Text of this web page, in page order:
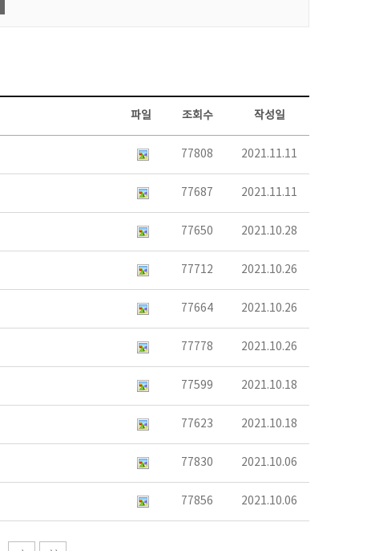
파일 조회수 작성일
77808 2021.11.11
77687 2021.11.11
77650 2021.10.28
77712 2021.10.26
77664 2021.10.26
77778 2021.10.26
77599 2021.10.18
77623 2021.10.18
77830 2021.10.06
77856 2021.10.06